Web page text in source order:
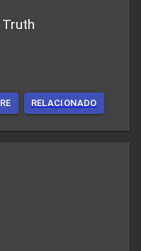
RELACIONADO